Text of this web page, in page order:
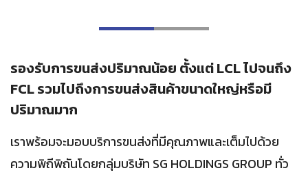
รองรับการขนส่งปริมาณน้อย ตั้งแต่ LCL ไปจนถึง
FCL รวมไปถึงการขนส่งสินค้าขนาดใหญ่หรือมี
ปริมาณมาก
เราพร้อมจะมอบบริการขนส่งที่มีคุณภาพและเต็มไปด้วย
ความพิถีพิถันโดยกลุ่มบริษัท SG HOLDINGS GROUP ทั่ว